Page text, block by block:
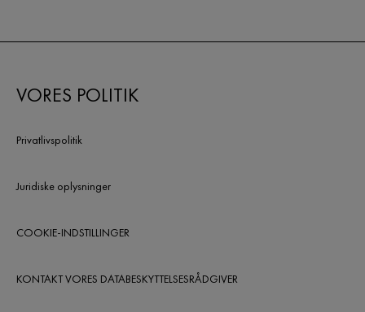
VORES POLITIK
Privatlivspolitik
Juridiske oplysninger
COOKIE-INDSTILLINGER
KONTAKT VORES DATABESKYTTELSESRÅDGIVER